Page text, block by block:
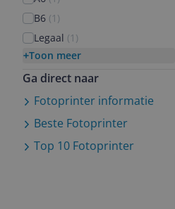
B6 (1 )
Legaal (1 )
Toon meer
Ga direct naar
Fotoprinter informatie
Beste Fotoprinter
Top 10 Fotoprinter